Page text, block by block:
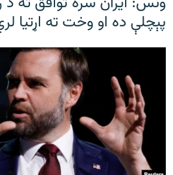
پېچلې ده او وخت ته اړتیا